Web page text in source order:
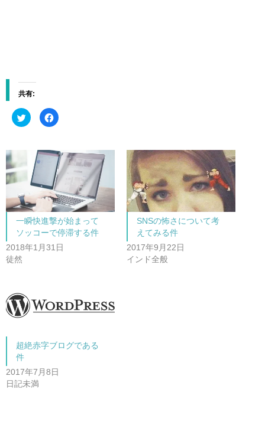
共有:
ク
リ
w
i
r
で
共
有
新
し
い
開
き
ま
F
a
o
o
k
で
共
有
す
る
に
は
ク
リ
ッ
ク
し
新
し
い
ド
ウ
き
ま
一瞬快進撃が始まって
ソッコーで停滞する件
2018年1月31日
徒然
SNSの怖さについて考
えてみる件
2017年9月22日
インド全般
超絶赤字ブログである
件
2017年7月8日
日記未満